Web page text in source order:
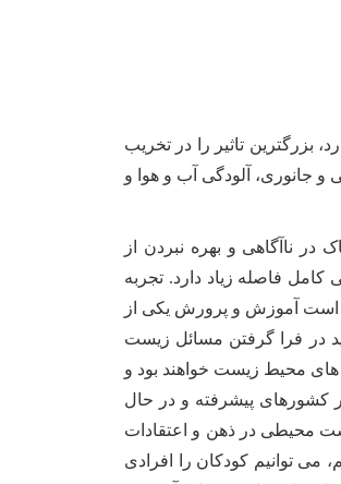
بزرگترین تاثیر را در تخریب
و جانوری، آلودگی آب و هوا و
ناآگاهی و بهره نبردن از
فاصله زیاد دارد. تجربه
است آموزش و پرورش یکی از
در فرا گرفتن مسائل زیست
محیط زیست خواهند بود و
کشورهای پیشرفته و در حال
محیطی در ذهن و اعتقادات
توانیم کودکان را افرادی